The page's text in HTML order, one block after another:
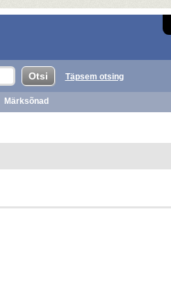
Täpsem otsing
Märksõnad